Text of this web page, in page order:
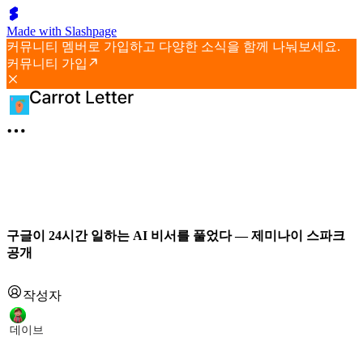
Made with Slashpage
커뮤니티 멤버로 가입하고 다양한 소식을 함께 나눠보세요.
커뮤니티 가입
구글이 24시간 일하는 AI 비서를 풀었다 — 제미나이 스파크
공개
작성자
데이브